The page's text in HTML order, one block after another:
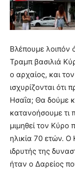
Βλέπουμε λοιπόν
Τραμπ βασιλιά
ο αρχαίος, και τον
ισχυρίζονται
Ησαΐα; Θα δούμε
κατανοήσουμε τι
μιμηθεί τον Κύρο
ηλικία 70 ετών. Ο
ιδρυτής της
ήταν ο Δαρείος